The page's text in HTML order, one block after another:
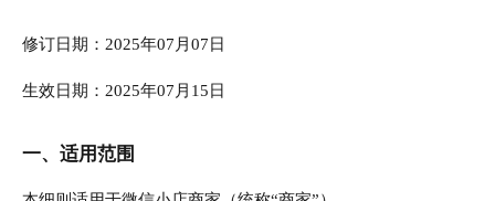
修订日期：2025年07月07日
生效日期：2025年07月15日
一、适用范围